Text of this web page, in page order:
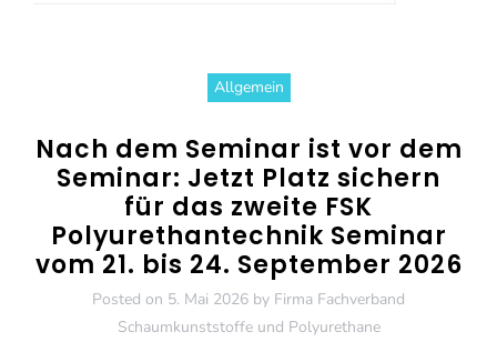
Allgemein
Nach dem Seminar ist vor dem
Seminar: Jetzt Platz sichern
für das zweite FSK
Polyurethantechnik Seminar
vom 21. bis 24. September 2026
Posted on 5. Mai 2026 by Firma Fachverband
Schaumkunststoffe und Polyurethane